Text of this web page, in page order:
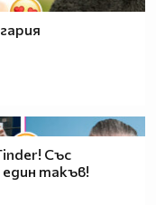
Със
един такъв!